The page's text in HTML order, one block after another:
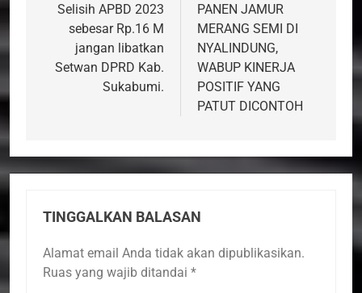
pos
Selisih APBD 2023
sebesar Rp.16 M
jangan libatkan
Setwan DPRD Kab.
Sukabumi.
PANEN JAMUR
MERANG SEMI DI
NYALINDUNG,
WABUP KINERJA
POSITIF YANG
PATUT DICONTOH
TINGGALKAN BALASAN
Alamat email Anda tidak akan dipublikasikan.
Ruas yang wajib ditandai *